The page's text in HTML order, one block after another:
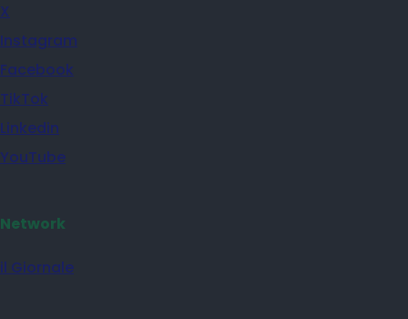
X
Instagram
Facebook
TikTok
Linkedin
YouTube
Network
il Giornale